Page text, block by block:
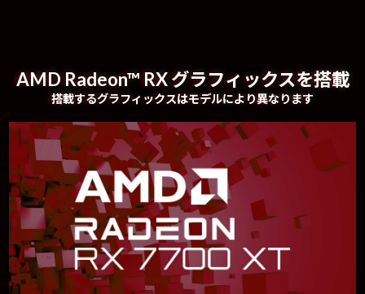
AMD Radeon™ RX グラフィックスを搭載
搭載するグラフィックスはモデルにより異なります